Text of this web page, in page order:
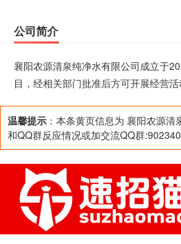
公司简介
襄阳农源清泉纯净水有限公司成立于
目，经相关部门批准后方可开展经营活
温馨提示 ：本条黄页信息为 襄阳农源
和QQ群反应情况或加交流QQ群